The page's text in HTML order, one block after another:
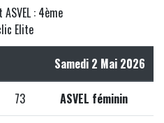
: 4ème
Elite
Samedi 2 Mai 2026
73 ASVEL féminin